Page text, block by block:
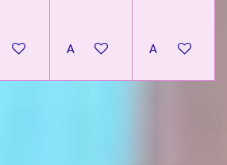
au panierAjouter au panierAjouter au